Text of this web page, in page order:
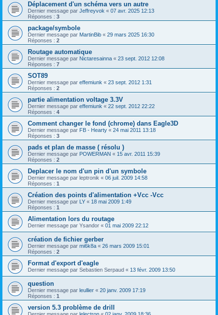
Déplacement d'un schéma vers un autre
Dernier message par Jeffreyvok « 07 avr. 2025 12:13
Réponses : 3
package/symbole
Dernier message par MartinBib « 29 mars 2025 16:30
Réponses : 2
Routage automatique
Dernier message par Nictaresainna « 23 sept. 2012 12:08
Réponses : 7
SOT89
Dernier message par effemiunk « 23 sept. 2012 1:31
Réponses : 2
partie alimentation voltage 3.3V
Dernier message par effemiunk « 22 sept. 2012 22:22
Réponses : 4
Comment changer le fond (chrome) dans Eagle3D
Dernier message par FB - Hearty « 24 mai 2011 13:18
Réponses : 3
pads et plan de masse ( résolu )
Dernier message par POWERMAN « 15 avr. 2011 15:39
Réponses : 2
Deplacer le nom d'un pin d'un symbole
Dernier message par leptronik « 06 juil. 2009 14:58
Réponses : 1
Création des points d'alimentation +Vcc -Vcc
Dernier message par LY « 18 mai 2009 1:49
Réponses : 1
Alimentation lors du routage
Dernier message par Ysandor « 01 mai 2009 22:12
création de fichier gerber
Dernier message par mi6k8a « 26 mars 2009 15:01
Réponses : 2
Format d'export d'eagle
Dernier message par Sebastien Serpaud « 13 févr. 2009 13:50
question
Dernier message par leullier « 20 janv. 2009 17:19
Réponses : 1
version 5.3 problème de drill